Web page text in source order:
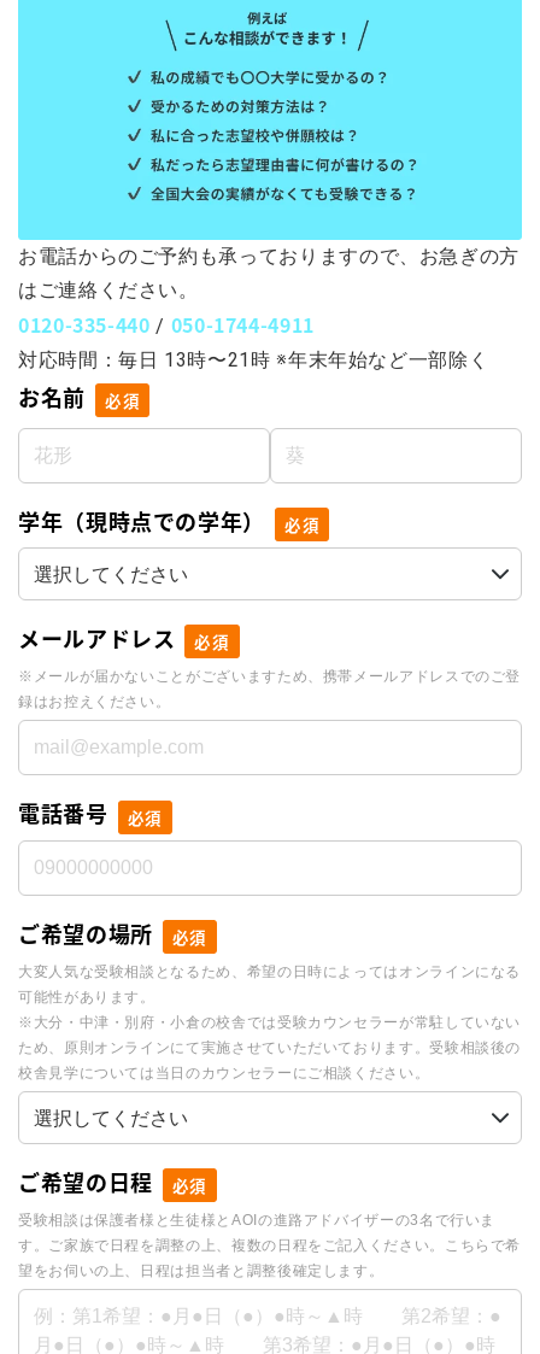
お電話からのご予約も承っておりますので、お急ぎの方
はご連絡ください。
0120-335-440 / 050-1744-4911
対応時間：毎日 13時〜21時 ※年末年始など一部除く
お名前 必須
学年（現時点での学年） 必須
メールアドレス 必須
※メールが届かないことがございますため、携帯メールアドレスでのご登
録はお控えください。
電話番号 必須
ご希望の場所 必須
大変人気な受験相談となるため、希望の日時によってはオンラインになる
可能性があります。
※大分・中津・別府・小倉の校舎では受験カウンセラーが常駐していない
ため、原則オンラインにて実施させていただいております。受験相談後の
校舎見学については当日のカウンセラーにご相談ください。
ご希望の日程 必須
受験相談は保護者様と生徒様とAOIの進路アドバイザーの3名で行いま
す。ご家族で日程を調整の上、複数の日程をご記入ください。こちらで希
望をお伺いの上、日程は担当者と調整後確定します。